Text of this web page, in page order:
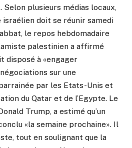
Selon plusieurs médias locaux,
doit se réunir samedi
le repos hebdomadaire
palestinien a affirmé
disposé à «engager
sur une
par les Etats-Unis et
du Qatar et de l’Egypte. Le
Trump, a estimé qu’un
«la semaine prochaine». Il
tout en soulignant que la